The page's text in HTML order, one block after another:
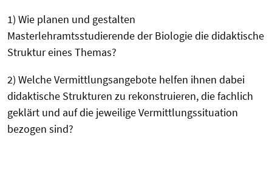
1) Wie planen und gestalten
Masterlehramtsstudierende der Biologie die didaktische
Struktur eines Themas?
2) Welche Vermittlungsangebote helfen ihnen dabei
didaktische Strukturen zu rekonstruieren, die fachlich
geklärt und auf die jeweilige Vermittlungssituation
bezogen sind?